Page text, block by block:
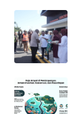
MKLI
LPKKI
KOPEKLIN